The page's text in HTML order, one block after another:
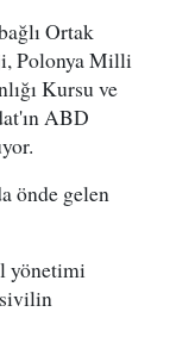
Ortak
Polonya Milli
Kursu ve
ABD
önde gelen
yönetimi